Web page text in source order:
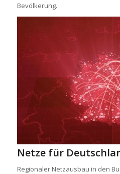
Bevölkerung.
Netze für
Regionaler Netzausbau in den